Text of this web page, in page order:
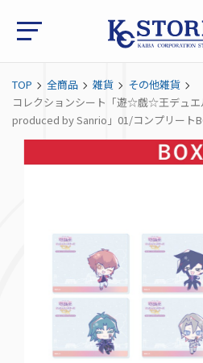
TOP 全商品 雑貨
その他雑貨
コレクションシート「遊☆戯☆王デュエ
produced by Sanrio」01/コンプリート